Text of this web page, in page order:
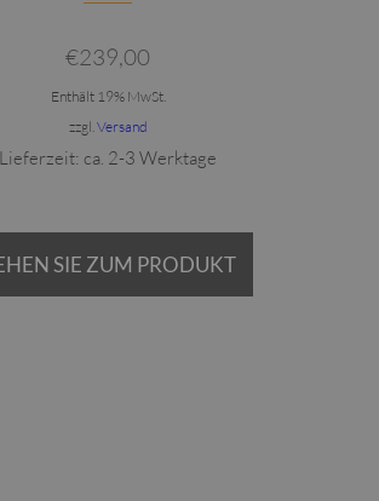
€239,00
Enthält 19% MwSt.
zzgl. Versand
Lieferzeit: ca. 2-3 Werktage
SIE ZUM PRODUKT